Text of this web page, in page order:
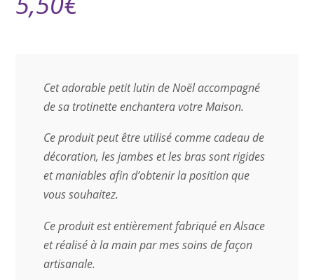
Cet adorable petit lutin de Noël accompagné
de sa trotinette enchantera votre Maison.
Ce produit peut être utilisé comme cadeau de
décoration, les jambes et les bras sont rigides
et maniables afin d’obtenir la position que
vous souhaitez.
Ce produit est entièrement fabriqué en Alsace
et réalisé à la main par mes soins de façon
artisanale.